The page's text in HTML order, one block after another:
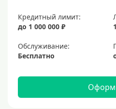
Кредитный лимит:
до 1 000 000 ₽
Обслуживание:
Бесплатно